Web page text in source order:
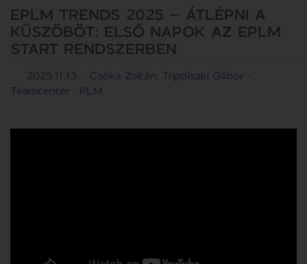
EPLM TRENDS 2025 – ÁTLÉPNI A
KÜSZÖBÖT: ELSŐ NAPOK AZ EPLM
START RENDSZERBEN
2025.11.13. · Csóka Zoltán Tripolszki Gábor ·
Teamcenter · PLM